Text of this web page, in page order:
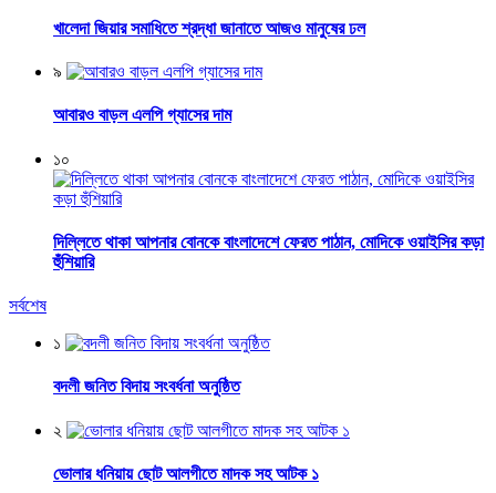
খালেদা জিয়ার সমাধিতে শ্রদ্ধা জানাতে আজও মানুষের ঢল
৯
আবারও বাড়ল এলপি গ্যাসের দাম
১০
দিল্লিতে থাকা আপনার বোনকে বাংলাদেশে ফেরত পাঠান, মোদিকে ওয়াইসির কড়া
হুঁশিয়ারি
সর্বশেষ
১
বদলী জনিত বিদায় সংবর্ধনা অনুষ্ঠিত
২
ভোলার ধনিয়ায় ছোট আলগীতে মাদক সহ আটক ১